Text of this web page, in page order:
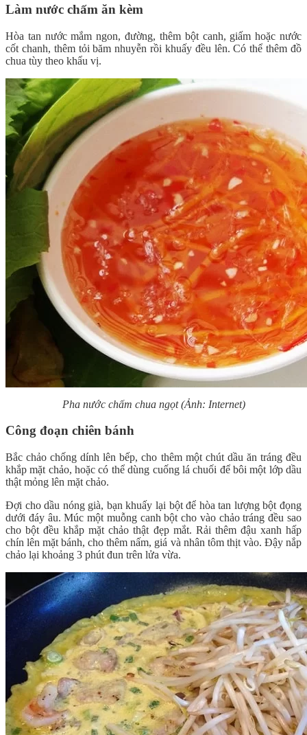
Làm nước chấm ăn kèm
Hòa tan nước mắm ngon, đường, thêm bột canh, giấm hoặc nước
cốt chanh, thêm tỏi băm nhuyễn rồi khuấy đều lên. Có thể thêm đồ
chua tùy theo khẩu vị.
Pha nước chấm chua ngọt (Ảnh: Internet)
Công đoạn chiên bánh
Bắc chảo chống dính lên bếp, cho thêm một chút dầu ăn tráng đều
khắp mặt chảo, hoặc có thể dùng cuống lá chuối để bôi một lớp dầu
thật mỏng lên mặt chảo.
Đợi cho dầu nóng già, bạn khuấy lại bột để hòa tan lượng bột đọng
dưới đáy âu. Múc một muỗng canh bột cho vào chảo tráng đều sao
cho bột đều khắp mặt chảo thật đẹp mắt. Rải thêm đậu xanh hấp
chín lên mặt bánh, cho thêm nấm, giá và nhân tôm thịt vào. Đậy nắp
chảo lại khoảng 3 phút đun trên lửa vừa.